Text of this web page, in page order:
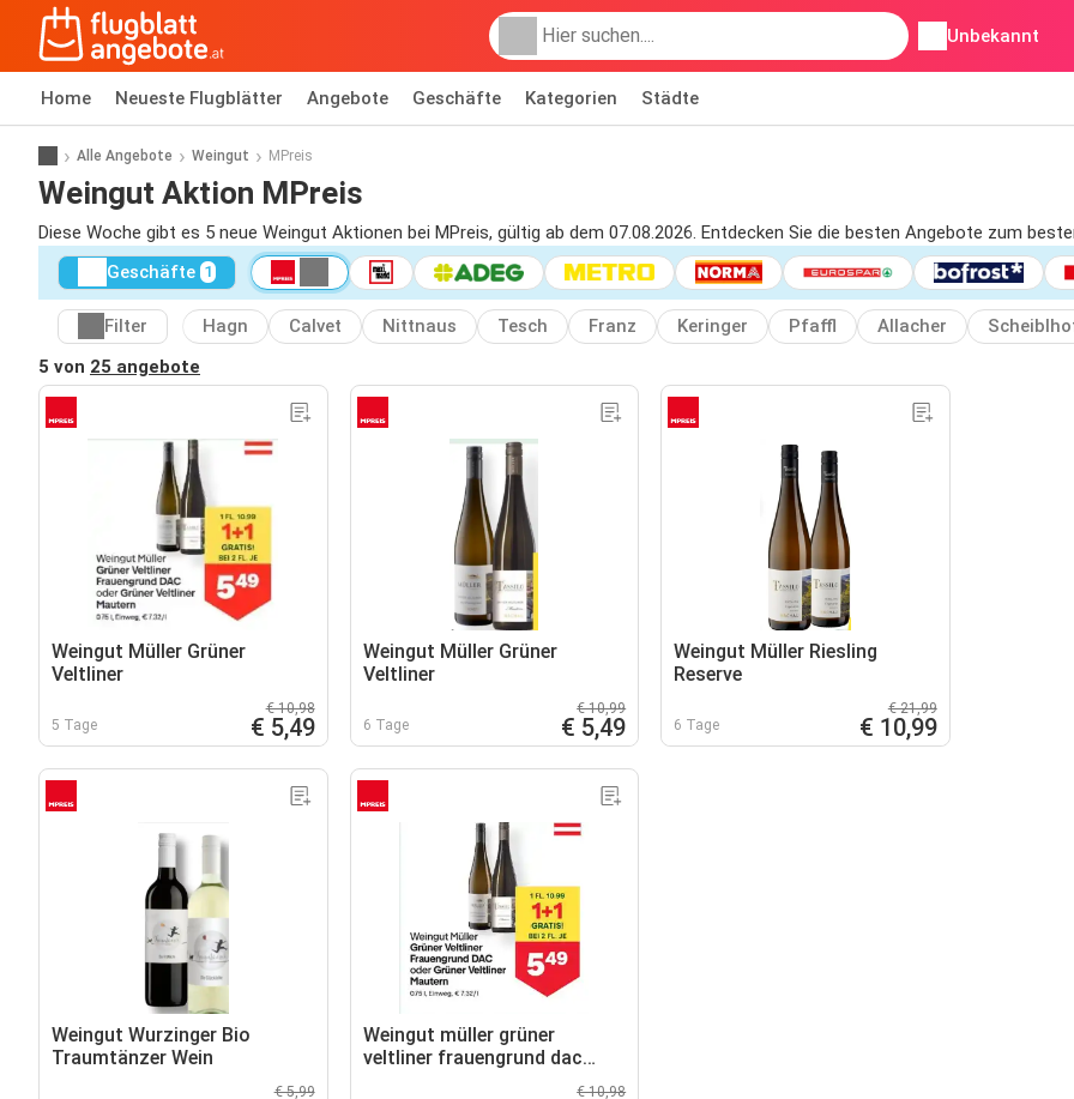
Unbekannt
Home Neueste Flugblätter Angebote Geschäfte Kategorien Städte
Alle Angebote Weingut MPreis
Weingut Aktion MPreis
Diese Woche gibt es 5 neue Weingut Aktionen bei MPreis, gültig ab dem 07.08.2026. Entdecken Sie die besten Angebote zum
Geschäfte 1
Filter Hagn Calvet Nittnaus Tesch Franz Keringer Pfaffl Allacher
5 von 25 angebote
Weingut Müller Grüner
Veltliner
5 Tage
€ 10,98
€ 5,49
Weingut Müller Grüner
Veltliner
6 Tage
€ 10,99
€ 5,49
Weingut Müller Riesling
Reserve
6 Tage
€ 21,99
€ 10,99
Weingut Wurzinger Bio
Traumtänzer Wein
€ 5,99
Weingut müller grüner
veltliner frauengrund dac
€ 10,98